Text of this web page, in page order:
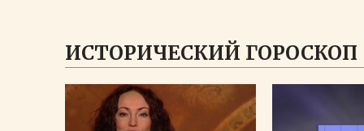
ИСТОРИЧЕСКИЙ ГОРОСКОП